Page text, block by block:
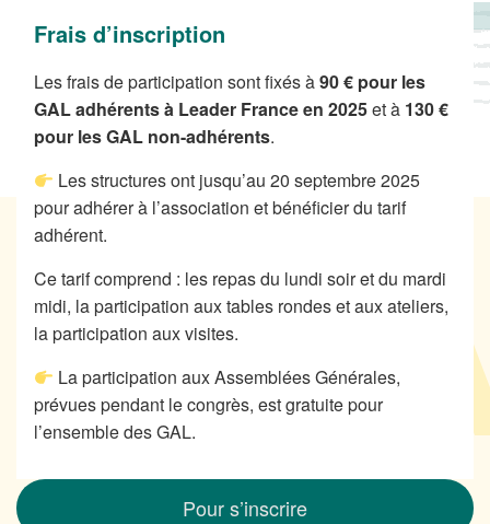
Frais d’inscription
Les frais de participation sont fixés à90 € pour les
GAL adhérents à Leader France en 2025et à 130 €
pour les GAL non-adhérents.
Les structures ont jusqu’au 20 septembre 2025
pour adhérer à l’association et bénéficier du tarif
adhérent.
Ce tarif comprend : les repas du lundi soir et du mardi
midi, la participation aux tables rondes et aux ateliers,
la participation aux visites.
La participation aux Assemblées Générales,
prévues pendant le congrès, est gratuite pour
l’ensemble des GAL.
Pour s’inscrire